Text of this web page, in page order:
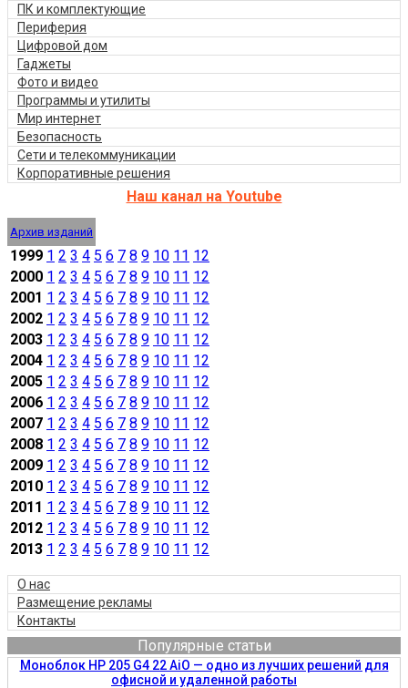
ПК и комплектующие
Периферия
Цифровой дом
Гаджеты
Фото и видео
Программы и утилиты
Мир интернет
Безопасность
Сети и телекоммуникации
Корпоративные решения
Наш канал на Youtube
Архив изданий
1999 1 2 3 4 5 6 7 8 9 10 11 12
2000 1 2 3 4 5 6 7 8 9 10 11 12
2001 1 2 3 4 5 6 7 8 9 10 11 12
2002 1 2 3 4 5 6 7 8 9 10 11 12
2003 1 2 3 4 5 6 7 8 9 10 11 12
2004 1 2 3 4 5 6 7 8 9 10 11 12
2005 1 2 3 4 5 6 7 8 9 10 11 12
2006 1 2 3 4 5 6 7 8 9 10 11 12
2007 1 2 3 4 5 6 7 8 9 10 11 12
2008 1 2 3 4 5 6 7 8 9 10 11 12
2009 1 2 3 4 5 6 7 8 9 10 11 12
2010 1 2 3 4 5 6 7 8 9 10 11 12
2011 1 2 3 4 5 6 7 8 9 10 11 12
2012 1 2 3 4 5 6 7 8 9 10 11 12
2013 1 2 3 4 5 6 7 8 9 10 11 12
О нас
Размещение рекламы
Контакты
Популярные статьи
Моноблок HP 205 G4 22 AiO — одно из лучших решений для
офисной и удаленной работы